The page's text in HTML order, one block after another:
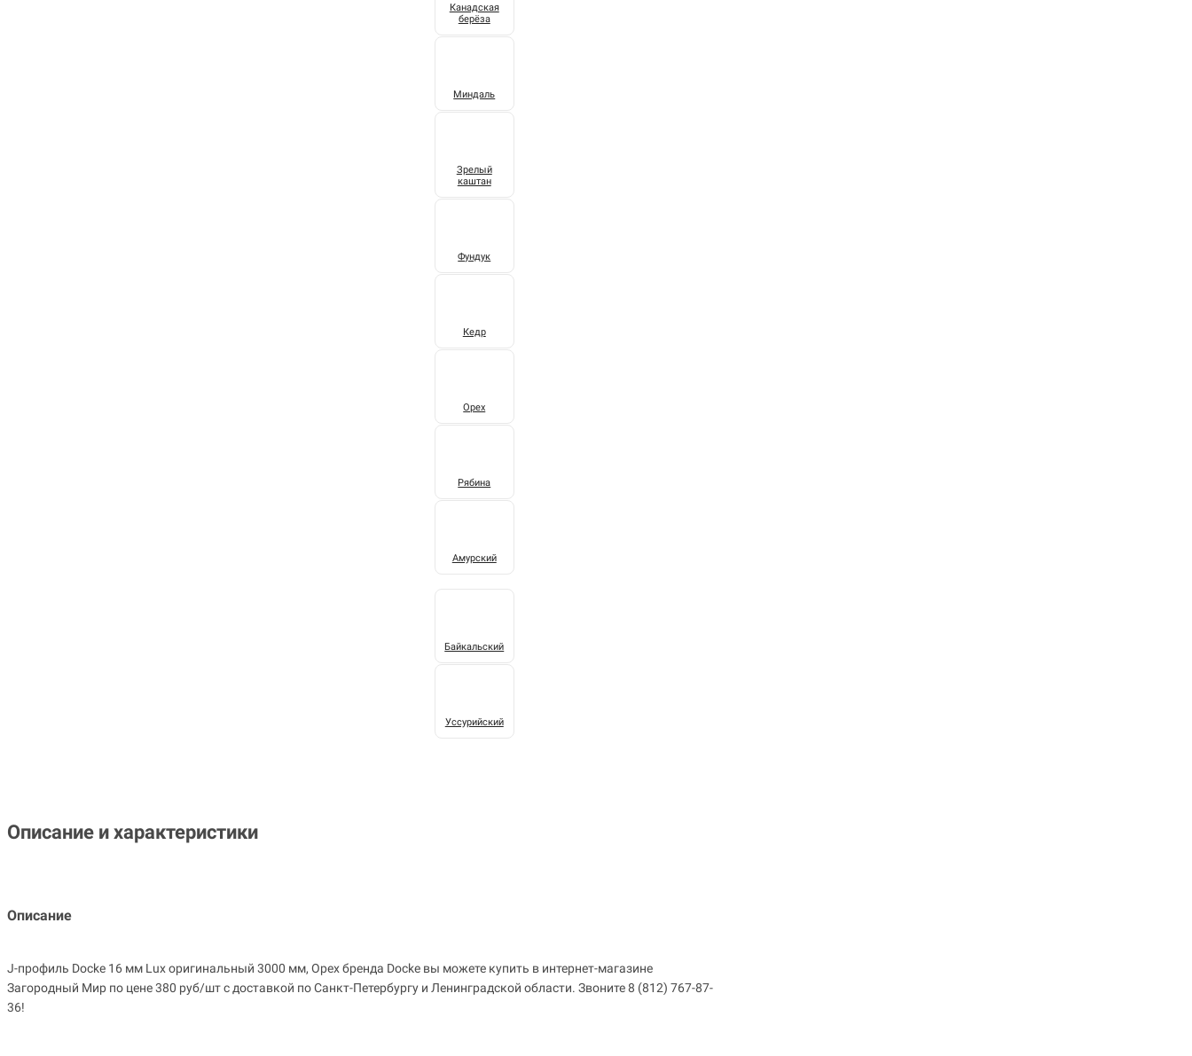
Канадская
берёза
Миндаль
Зрелый
каштан
Фундук
Кедр
Орех
Рябина
Амурский
Байкальский
Уссурийский
Описание и характеристики
Описание
J-профиль Docke 16 мм Lux оригинальный 3000 мм, Орех бренда Docke вы можете купить в интернет-магазине
Загородный Мир по цене 380 руб/шт с доставкой по Санкт-Петербургу и Ленинградской области. Звоните 8 (812) 767-87-
36!